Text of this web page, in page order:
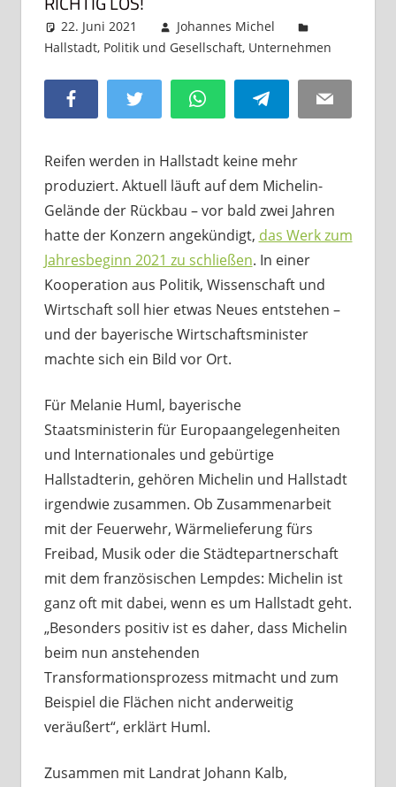
22. Juni 2021
Johannes Michel
Hallstadt, Politik und Gesellschaft, Unternehmen
Facebook Twitter WhatsAppTelegram Email
Reifen werden in Hallstadt keine mehr
produziert. Aktuell läuft auf dem Michelin-
Gelände der Rückbau – vor bald zwei Jahren
hatte der Konzern angekündigt, das Werk zum
Jahresbeginn 2021 zu schließen. In einer
Kooperation aus Politik, Wissenschaft und
Wirtschaft soll hier etwas Neues entstehen –
und der bayerische Wirtschaftsminister
machte sich ein Bild vor Ort.
Für Melanie Huml, bayerische
Staatsministerin für Europaangelegenheiten
und Internationales und gebürtige
Hallstadterin, gehören Michelin und Hallstadt
irgendwie zusammen. Ob Zusammenarbeit
mit der Feuerwehr, Wärmelieferung fürs
Freibad, Musik oder die Städtepartnerschaft
mit dem französischen Lempdes: Michelin ist
ganz oft mit dabei, wenn es um Hallstadt geht.
„Besonders positiv ist es daher, dass Michelin
beim nun anstehenden
Transformationsprozess mitmacht und zum
Beispiel die Flächen nicht anderweitig
veräußert“, erklärt Huml.
Zusammen mit Landrat Johann Kalb,